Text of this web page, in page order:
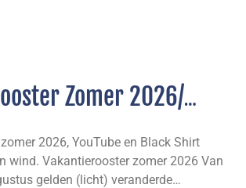
Zomer 2026/
Shirt Examens
2026, YouTube en Black Shirt
wind. Vakantierooster zomer 2026 Van
gelden (licht) veranderde